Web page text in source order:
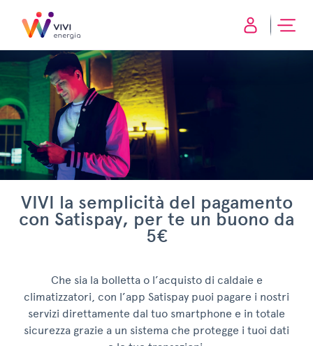
VIVI la semplicità del pagamento
con Satispay, per te un buono da
5€
Che sia la bolletta o l’acquisto di caldaie e
climatizzatori, con l’app Satispay puoi pagare i nostri
servizi direttamente dal tuo smartphone e in totale
sicurezza grazie a un sistema che protegge i tuoi dati